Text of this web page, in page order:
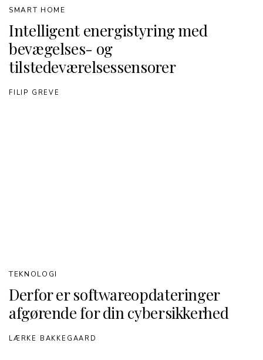
Intelligent energistyring med
bevægelses- og
tilstedeværelsessensorer
SMART HOME
FILIP GREVE
Derfor er softwareopdateringer
afgørende for din cybersikkerhed
TEKNOLOGI
LÆRKE BAKKEGAARD